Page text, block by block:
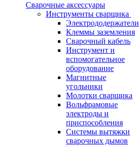
Сварочные аксессуары
Инструменты сварщика
Электрододержатели
Клеммы заземления
Сварочный кабель
Инструмент и
вспомогательное
оборудование
Магнитные
угольники
Молотки сварщика
Вольфрамовые
электроды и
приспособления
Системы вытяжки
сварочных дымов